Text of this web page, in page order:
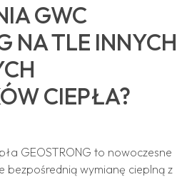
GWC
NA TLE INNYCH
CIEPŁA?
GEOSTRONG to nowoczesne
bezpośrednią wymianę cieplną z